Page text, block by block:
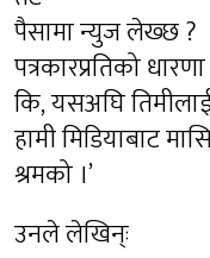
पैसामा न्युज लेख्छ ?
पत्रकारप्रतिको
कि, यसअघि
हामी मिडियाबाट
श्रमको ।’
उनले लेखिन्ः